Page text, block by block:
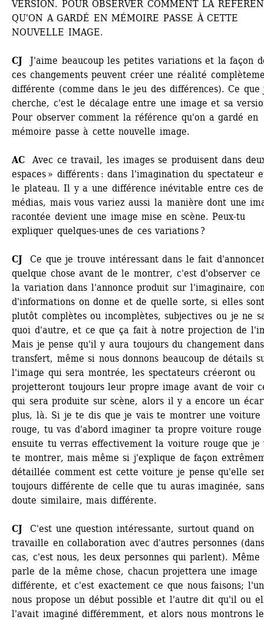
VERSION. POUR OBSERVER COMMENT LA
QU'ON A GARDÉ EN MÉMOIRE PASSE À CETTE
NOUVELLE IMAGE.
CJ J'aime beaucoup les petites variations et la façon
ces changements peuvent créer une réalité
différente (comme dans le jeu des différences). Ce que
cherche, c'est le décalage entre une image et sa
Pour observer comment la référence qu'on a gardé en
mémoire passe à cette nouvelle image.
AC Avec ce travail, les images se produisent dans
espaces » différents : dans l'imagination du spectateur
le plateau. Il y a une différence inévitable entre ces
médias, mais vous variez aussi la manière dont une
racontée devient une image mise en scène. Peux-tu
expliquer quelques-unes de ces variations ?
CJ Ce que je trouve intéressant dans le fait
quelque chose avant de le montrer, c'est d'observer ce
la variation dans l'annonce produit sur l'imaginaire,
d'informations on donne et de quelle sorte, si elles
plutôt complètes ou incomplètes, subjectives ou je ne
quoi d'autre, et ce que ça fait à notre projection de
Mais je pense qu'il y aura toujours du changement
transfert, même si nous donnons beaucoup de détails
l'image qui sera montrée, les spectateurs créeront ou
projetteront toujours leur propre image avant de voir
qui sera produite sur scène, alors il y a encore un
plus, là. Si je te dis que je vais te montrer une voiture
rouge, tu vas d'abord imaginer ta propre voiture
ensuite tu verras effectivement la voiture rouge que je
te montrer, mais même si j'explique de façon
détaillée comment est cette voiture je pense qu'elle
toujours différente de celle que tu auras imaginée, sans
doute similaire, mais différente.
CJ C'est une question intéressante, surtout quand on
travaille en collaboration avec d'autres personnes
cas, c'est nous, les deux personnes qui parlent). Même
parle de la même chose, chacun projettera une image
différente, et c'est exactement ce que nous faisons;
nous propose un début possible et l'autre dit qu'il ou
l'avait imaginé différemment, et alors nous montrons